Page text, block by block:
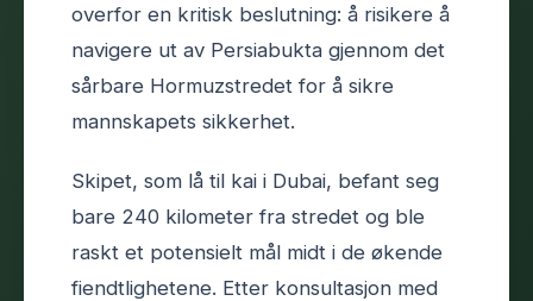
overfor en kritisk beslutning: å risikere å
navigere ut av Persiabukta gjennom det
sårbare Hormuzstredet for å sikre
mannskapets sikkerhet.
Skipet, som lå til kai i Dubai, befant seg
bare 240 kilometer fra stredet og ble
raskt et potensielt mål midt i de økende
fiendtlighetene. Etter konsultasjon med